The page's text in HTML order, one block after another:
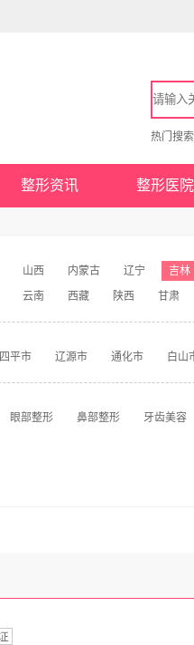
热门搜
整形资讯 整形医院
山西 内蒙古 辽宁
吉林
云南 西藏 陕西 甘肃
四平市 辽源市 通化市 白山
眼部整形 鼻部整形 牙齿美容